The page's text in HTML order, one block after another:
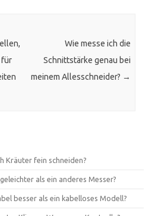
für
Wie messe ich die
Schnittstärke genau bei
meinem Allesschneider? →
Kräuter fein schneiden?
als ein anderes Messer?
besser als ein kabelloses Modell?